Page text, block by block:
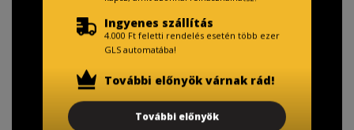
Ingyenes szállítás
4.000 Ft feletti rendelés esetén több ezer
GLS automatába!
További előnyök várnak rád!
További előnyök